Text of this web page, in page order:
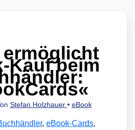
Kauf beim
Stefan Holzhauer • eBook
, eBook-Cards,